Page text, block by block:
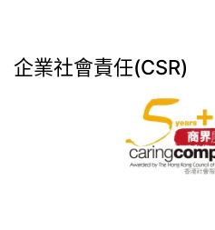
企業社會責任(CSR)